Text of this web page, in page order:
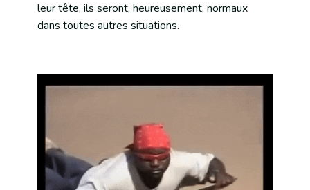
leur tête, ils seront, heureusement, normaux
dans toutes autres situations.